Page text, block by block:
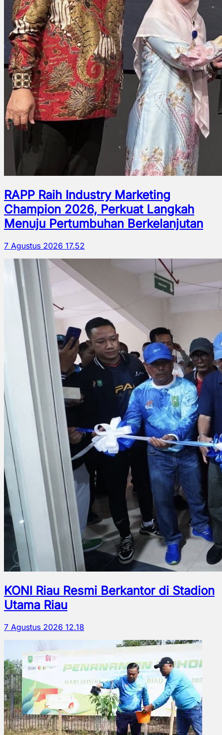
RAPP Raih Industry Marketing
Champion 2026, Perkuat Langkah
Menuju Pertumbuhan Berkelanjutan
7 Agustus 2026 17.52
KONI Riau Resmi Berkantor di Stadion
Utama Riau
7 Agustus 2026 12.18